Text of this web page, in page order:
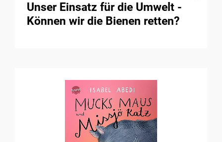
Unser Einsatz für die Umwelt -
Können wir die Bienen retten?